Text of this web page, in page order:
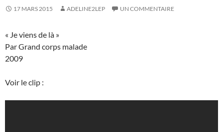
17 MARS 2015 ADELINE2LEP UN COMMENTAIRE
« Je viens de là »
Par Grand corps malade
2009
Voir le clip :